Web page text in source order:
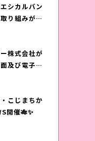
シカルバン
り組みが
株式会社が
及び電子版
こじまちか
開催🎋✨